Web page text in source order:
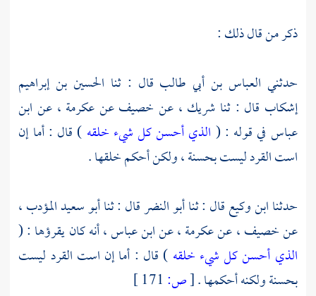
ذكر من قال ذلك :
حدثني العباس بن أبي طالب قال : ثنا الحسين بن إبراهيم
إشكاب قال : ثنا شريك ، عن خصيفعنعكرمة ،عن ابن
عباس في قوله : ( الذي أحسن كل شيء خلقه ) قال : أما إن
است القرد ليست بحسنة ، ولكن أحكم خلقها .
حدثناابن وكيعقال : ثناأبو النضرقال : ثناأبو سعيد المؤدب ،
عنخصيف ،عنعكرمة ،عنابن عباس ،أنه كان يقرؤها : (
الذي أحسن كل شيء خلقه ) قال : أما إن است القرد ليست
بحسنة ولكنه أحكمها .[ص: